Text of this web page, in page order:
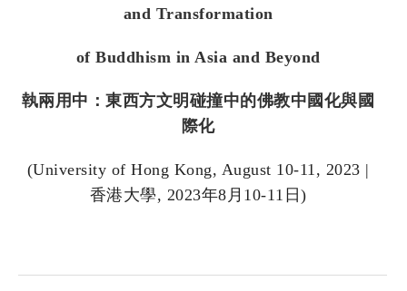
and Transformation
of Buddhism in Asia and Beyond
執兩用中：東西方文明碰撞中的佛教中國化與國
際化
(University of Hong Kong, August 10-11, 2023 |
香港大學, 2023年8月10-11日)